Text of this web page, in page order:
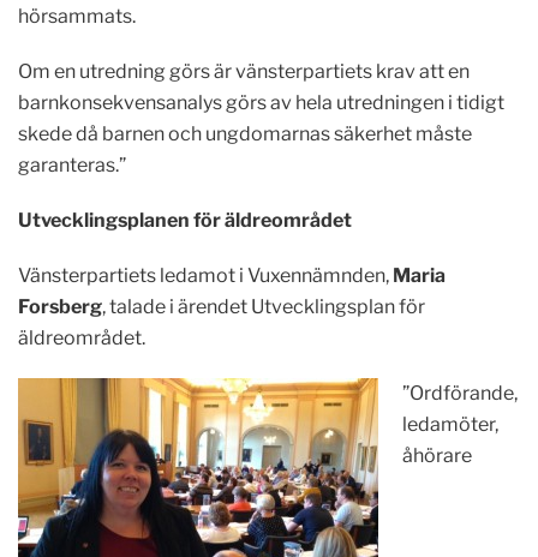
hörsammats.
Om en utredning görs är vänsterpartiets krav att en
barnkonsekvensanalys görs av hela utredningen i tidigt
skede då barnen och ungdomarnas säkerhet måste
garanteras.”
Utvecklingsplanen för äldreområdet
Vänsterpartiets ledamot i Vuxennämnden, Maria
Forsberg, talade i ärendet Utvecklingsplan för
äldreområdet.
”Ordförande,
ledamöter,
åhörare